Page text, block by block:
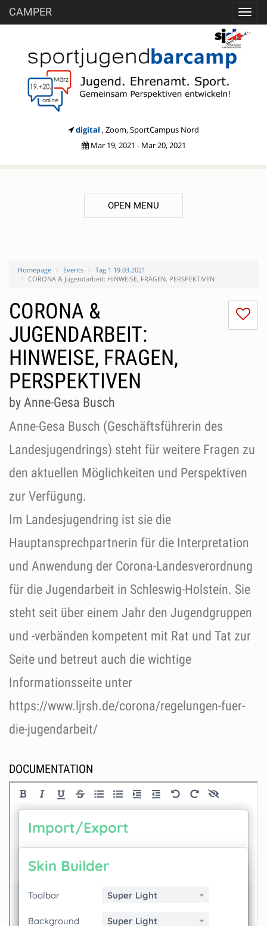
CAMPER
digital , Zoom, SportCampus Nord
Mar 19, 2021 - Mar 20, 2021
OPEN MENU
Homepage Events
Tag 1 19.03.2021
CORONA & Jugendarbeit: HINWEISE, FRAGEN, PERSPEKTIVEN
I
CORONA &
JUGENDARBEIT:
HINWEISE, FRAGEN,
PERSPEKTIVEN
by Anne-Gesa Busch
Anne-Gesa Busch (Geschäftsführerin des
Landesjugendrings) steht für weitere Fragen zu
den aktuellen Möglichkeiten und Perspektiven
zur Verfügung.
Im Landesjugendring ist sie die
Hauptansprechpartnerin für die Interpretation
und Anwendung der Corona-Landesverordnung
für die Jugendarbeit in Schleswig-Holstein. Sie
steht seit über einem Jahr den Jugendgruppen
und -verbänden kompetent mit Rat und Tat zur
Seite und betreut auch die wichtige
Informationsseite unter
https://www.ljrsh.de/corona/regelungen-fuer-
die-jugendarbeit/
DOCUMENTATION